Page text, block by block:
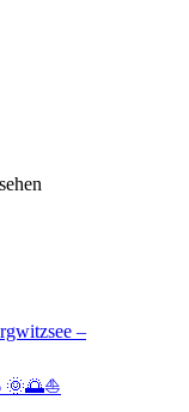
–
🌞🌅⛵